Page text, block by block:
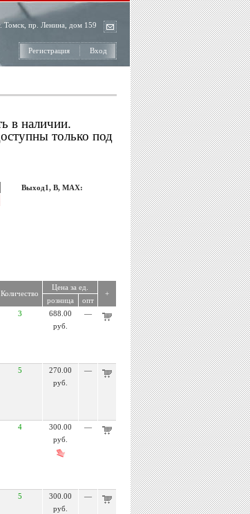
Томск, пр. Ленина, дом 159
Регистрация Вход
в наличии.
только под
Выход1, В, MAX:
Количество
Цена за ед.
+
розница
опт
3
688.00
руб.
—
5
270.00
руб.
—
4
300.00
руб.
—
5
300.00
руб.
—